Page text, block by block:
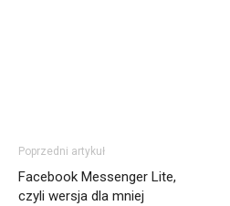
Poprzedni artykuł
Facebook Messenger Lite,
czyli wersja dla mniej